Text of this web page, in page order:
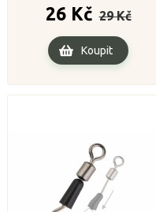
26 Kč cena
29 Kč
Koupit